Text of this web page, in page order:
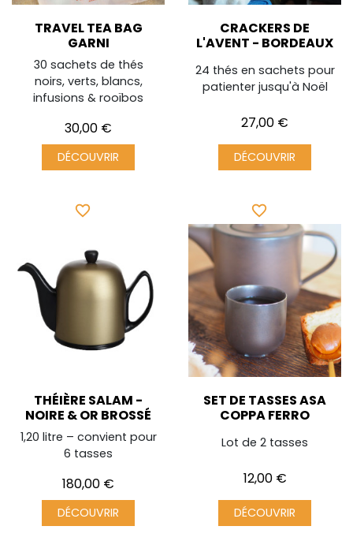
TRAVEL TEA BAG
GARNI
30 sachets de thés
noirs, verts, blancs,
infusions & rooïbos
Prix
30,00 €
DÉCOUVRIR
CRACKERS DE
L'AVENT - BORDEAUX
24 thés en sachets pour
patienter jusqu'à Noël
Prix
27,00 €
DÉCOUVRIR
favorite_border
THÉIÈRE SALAM -
NOIRE & OR BROSSÉ
1,20 litre – convient pour
6 tasses
Prix
180,00 €
DÉCOUVRIR
favorite_border
SET DE TASSES ASA
COPPA FERRO
Lot de 2 tasses
Prix
12,00 €
DÉCOUVRIR